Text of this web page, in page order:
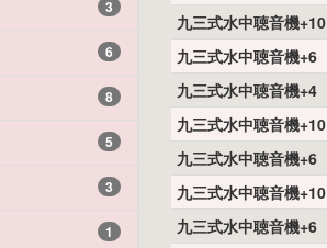
3
6
8
5
3
1
九三式水中聴音機+10
九三式水中聴音機+6
九三式水中聴音機+4
九三式水中聴音機+10
九三式水中聴音機+6
九三式水中聴音機+10
九三式水中聴音機+6